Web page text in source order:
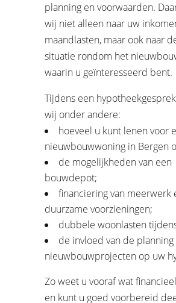
planning en voorwaarden.
wij niet alleen naar uw
maandlasten, maar ook naar
situatie rondom het
waarin u geïnteresseerd bent.
Tijdens een
wij onder andere:
hoeveel u kunt lenen voor
nieuwbouwwoning in Bergen
de mogelijkheden van een
bouwdepot;
financiering van meerwerk
duurzame voorzieningen;
dubbele woonlasten
de invloed van de planning
nieuwbouwprojecten op uw
Zo weet u vooraf wat
en kunt u goed voorbereid